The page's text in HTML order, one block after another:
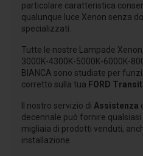
particolare caratteristica
qualunque luce Xenon senza
specializzati.
Tutte le nostre Lampade
3000K-4300K-5000K-6000K-
BIANCA sono studiate per
corretto sulla tua FORD
Il nostro servizio di Assistenza
decennale può fornire
migliaia di prodotti venduti,
installazione.